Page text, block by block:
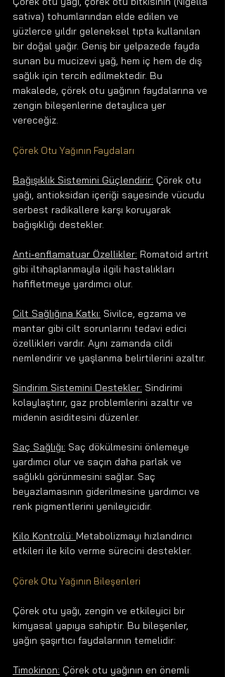
sativa) tohumlarından elde edilen ve
yüzlerce yıldır geleneksel tıpta kullanılan
bir doğal yağır. Geniş bir yelpazede fayda
sunan bu mucizevi yağ, hem iç hem de dış
sağlık için tercih edilmektedir. Bu
makalede, çörek otu yağının faydalarına ve
zengin bileşenlerine detaylıca yer
vereceğiz.
Çörek Otu Yağının Faydaları
Bağışıklık Sistemini Güçlendirir: Çörek otu
yağı, antioksidan içeriği sayesinde vücudu
serbest radikallere karşı koruyarak
bağışıklığı destekler.
Anti-enflamatuar Özellikler: Romatoid artrit
gibi iltihaplanmayla ilgili hastalıkları
hafifletmeye yardımcı olur.
Cilt Sağlığına Katkı: Sivilce, egzama ve
mantar gibi cilt sorunlarını tedavi edici
özellikleri vardır. Aynı zamanda cildi
nemlendirir ve yaşlanma belirtilerini azaltır.
Sindirim Sistemini Destekler: Sindirimi
kolaylaştırır, gaz problemlerini azaltır ve
midenin asiditesini düzenler.
Saç Sağlığı: Saç dökülmesini önlemeye
yardımcı olur ve saçın daha parlak ve
sağlıklı görünmesini sağlar. Saç
beyazlamasının giderilmesine yardımcı ve
renk pigmentlerini yenileyicidir.
Kilo Kontrolü: Metabolizmayı hızlandırıcı
etkileri ile kilo verme sürecini destekler.
Çörek Otu Yağının Bileşenleri
Çörek otu yağı, zengin ve etkileyici bir
kimyasal yapıya sahiptir. Bu bileşenler,
yağın şaşırtıcı faydalarının temelidir:
Timokinon: Çörek otu yağının en önemli